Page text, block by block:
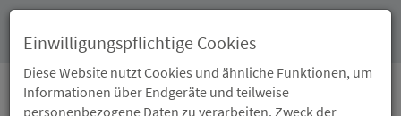
Einwilligungspflichtige Cookies
Diese Website nutzt Cookies und ähnliche Funktionen, um
Informationen über Endgeräte und teilweise
personenbezogene Daten zu verarbeiten. Zweck der